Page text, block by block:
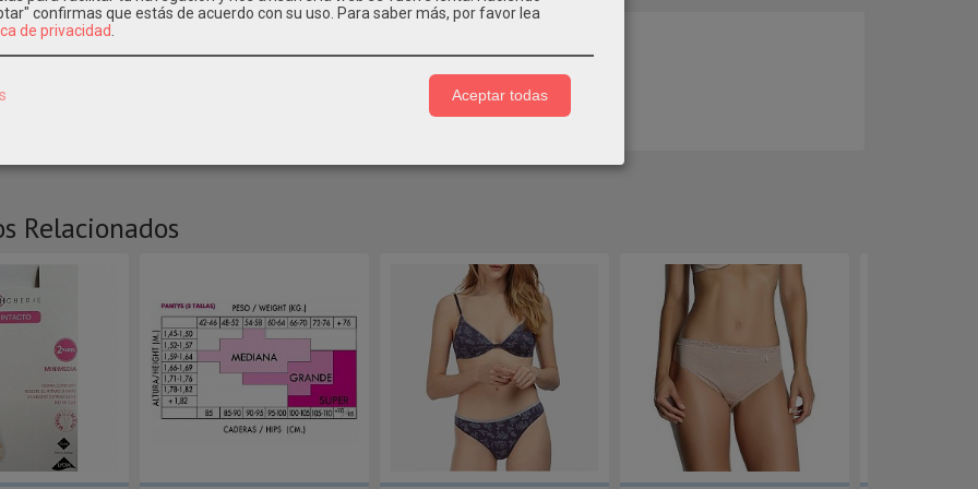
CARACTERÍSTICAS
Relacionados
confirmas que estás de acuerdo con su uso. Para saber más, por favor lea
de privacidad
Aceptar todas